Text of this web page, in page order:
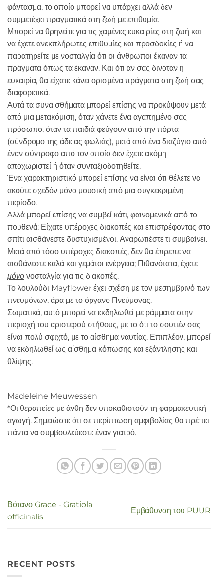
φάντασμα, το οποίο μπορεί να υπάρχει αλλά δεν
συμμετέχει πραγματικά στη ζωή με επιθυμία.
Μπορεί να θρηνείτε για τις χαμένες ευκαιρίες στη ζωή και
να έχετε ανεκπλήρωτες επιθυμίες και προσδοκίες ή να
παρατηρείτε με νοσταλγία ότι οι άνθρωποι έκαναν τα
πράγματα όπως τα έκαναν. Και ότι αν σας δινόταν η
ευκαιρία, θα είχατε κάνει ορισμένα πράγματα στη ζωή σας
διαφορετικά.
Αυτά τα συναισθήματα μπορεί επίσης να προκύψουν μετά
από μια μετακόμιση, όταν χάνετε ένα αγαπημένο σας
πρόσωπο, όταν τα παιδιά φεύγουν από την πόρτα
(σύνδρομο της άδειας φωλιάς), μετά από ένα διαζύγιο από
έναν σύντροφο από τον οποίο δεν έχετε ακόμη
αποχωριστεί ή όταν συνταξιοδοτηθείτε.
Ένα χαρακτηριστικό μπορεί επίσης να είναι ότι θέλετε να
ακούτε σχεδόν μόνο μουσική από μια συγκεκριμένη
περίοδο.
Αλλά μπορεί επίσης να συμβεί κάτι, φαινομενικά από το
πουθενά: Είχατε υπέροχες διακοπές και επιστρέφοντας στο
σπίτι αισθάνεστε δυστυχισμένοι. Αναρωτιέστε τι συμβαίνει.
Μετά από τόσο υπέροχες διακοπές, δεν θα έπρεπε να
αισθάνεστε καλά και γεμάτοι ενέργεια; Πιθανότατα, έχετε
μόνο νοσταλγία για τις διακοπές.
Το λουλούδι Mayflower έχει σχέση με τον μεσημβρινό των
πνευμόνων, άρα με το όργανο Πνεύμονας.
Σωματικά, αυτό μπορεί να εκδηλωθεί με ράμματα στην
περιοχή του αριστερού στήθους, με το ότι το σουτιέν σας
είναι πολύ σφιχτό, με το αίσθημα ναυτίας. Επιπλέον, μπορεί
να εκδηλωθεί ως αίσθημα κόπωσης και εξάντλησης και
θλίψης.
Madeleine Meuwessen
*Οι θεραπείες με άνθη δεν υποκαθιστούν τη φαρμακευτική
αγωγή. Σημειώστε ότι σε περίπτωση αμφιβολίας θα πρέπει
πάντα να συμβουλεύεστε έναν γιατρό.
Βότανο Grace - Gratiola
officinalis
Εμβάθυνση του PUUR
RECENT POSTS